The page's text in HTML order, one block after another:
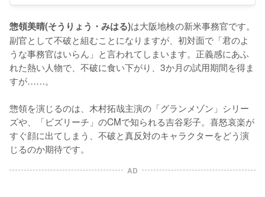
惣領美晴(そうりょう・みはる)は大阪地検の新米事務官です。
副官として不破と組むことになりますが、初対面で「君のよ
うな事務官はいらん」と言われてしまいます。正義感にあふ
れた熱い人物で、不破に食い下がり、3か月の試用期間を得ま
すが……。
惣領を演じるのは、木村拓哉主演の「グランメゾン」シリー
ズや、「ビズリーチ」のCMで知られる吉谷彩子。喜怒哀楽が
すぐ顔に出てしまう、不破と真反対のキャラクターをどう演
じるのか期待です。
AD